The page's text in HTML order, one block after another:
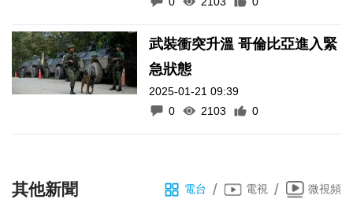
武裝衝突升溫 哥倫比亞進入緊
急狀態
2025-01-21 09:39
0
2103 0
其他新聞 電台 / 電視 / 微視頻